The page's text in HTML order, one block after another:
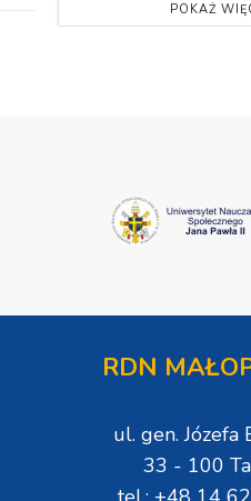
POKAŻ
RDN
ul. gen. Józefa
33 - 100